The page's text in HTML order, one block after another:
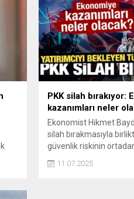
Bugün gerçekleştirilen
resmiyet kazanan iş
mühendislik, üretim ve
teknolojilerindeki
araya getirerek uzun
sürdürülebilir bir...
PKK silah bırakıyor:
kazanımları neler
Ekonomist Hikmet
silah bırakmasıyla
güvenlik riskinin ortadan
artışı için güçlü bir
11.07.2025